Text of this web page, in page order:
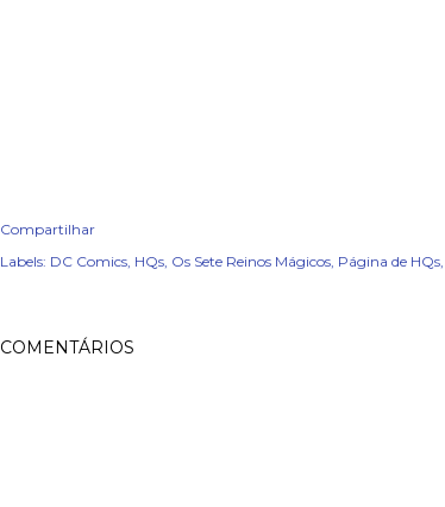
Compartilhar
Labels: DC Comics HQs Os Sete Reinos Mágicos Página de HQs
COMENTÁRIOS